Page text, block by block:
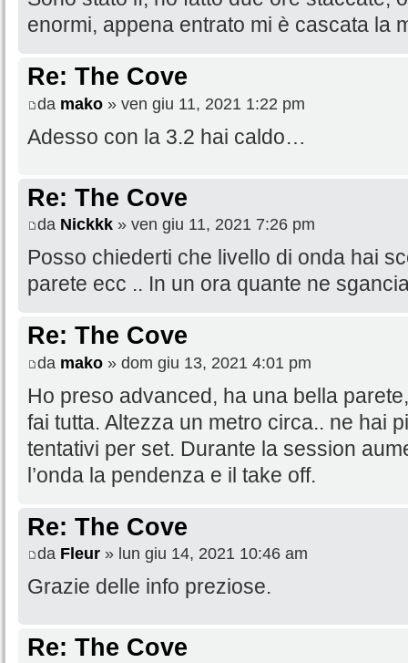
enormi, appena entrato mi è cascata la
Re: The Cove
da mako » ven giu 11, 2021 1:22 pm
Adesso con la 3.2 hai caldo…
Re: The Cove
da Nickkk » ven giu 11, 2021 7:26 pm
Posso chiederti che livello di onda hai
parete ecc .. In un ora quante ne
Re: The Cove
da mako » dom giu 13, 2021 4:01 pm
Ho preso advanced, ha una bella
fai tutta. Altezza un metro circa.. ne hai
tentativi per set. Durante la session
l’onda la pendenza e il take off.
Re: The Cove
da Fleur » lun giu 14, 2021 10:46 am
Grazie delle info preziose.
Re: The Cove